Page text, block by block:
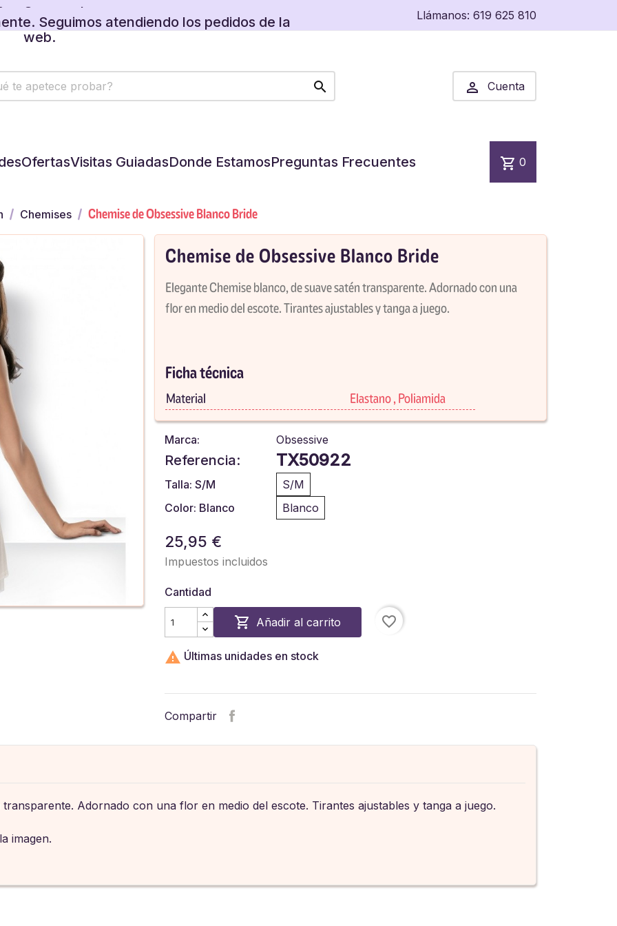
Seguimos atendiendo los pedidos de la
web.
regalos disponibles en tu carrito.
Llámanos: 619 625 810
  Cuenta
OfertasVisitas GuiadasDonde EstamosPreguntas Frecuentes shopping_cart 0
Chemises Chemise de Obsessive Blanco Bride
Chemise de Obsessive Blanco Bride
Elegante Chemise blanco, de suave satén transparente. Adornado con una
flor en medio del escote. Tirantes ajustables y tanga a juego.
Ficha técnica
Material Elastano , Poliamida
Marca: Obsessive
Referencia: TX50922
Talla: S/M
S/M
Color: Blanco
Blanco
25,95 €
Impuestos incluidos
Cantidad
 Añadir al carrito favorite_border
 Últimas unidades en stock
Compartir
Adornado con una flor en medio del escote. Tirantes ajustables y tanga a juego.
imagen.